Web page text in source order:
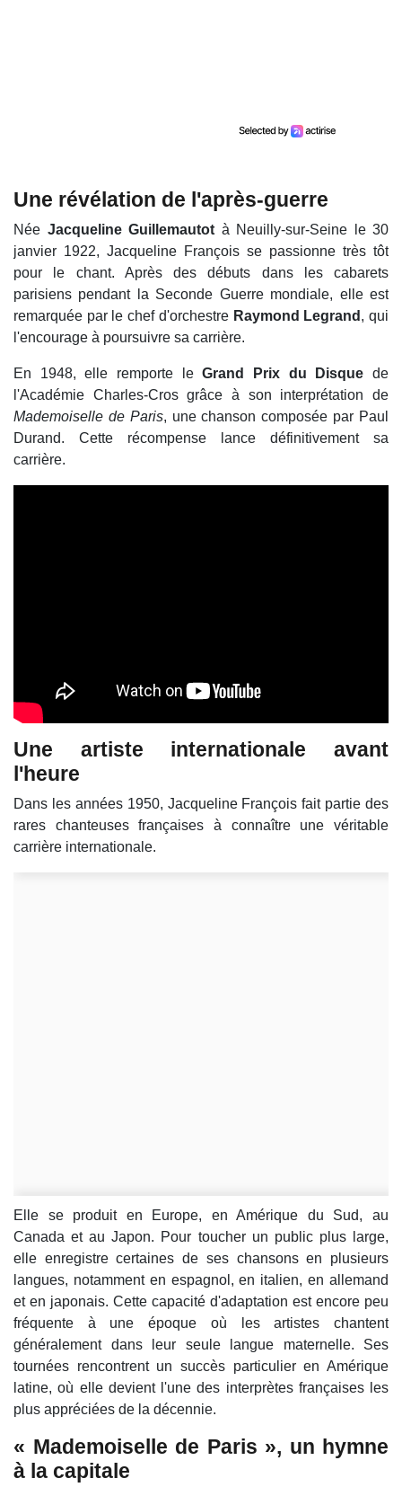
Une révélation de l'après-guerre
Née Jacqueline Guillemautot à Neuilly-sur-Seine le 30
janvier 1922, Jacqueline François se passionne très tôt
pour le chant. Après des débuts dans les cabarets
parisiens pendant la Seconde Guerre mondiale, elle est
remarquée par le chef d'orchestre Raymond Legrand , qui
l'encourage à poursuivre sa carrière.
En 1948, elle remporte leGrand Prix du Disque de
l'Académie Charles-Crosgrâce à son interprétation de
Mademoiselle de Paris, une chanson composée par Paul
Durand. Cette récompense lance définitivement sa
carrière.
Une artiste internationale avant
l'heure
Dans les années 1950, Jacqueline François fait partie des
rares chanteuses françaises à connaître une véritable
carrière internationale.
Elle se produit en Europe, en Amérique du Sud, au
Canada et au Japon. Pour toucher un public plus large,
elle enregistre certaines de ses chansons en plusieurs
langues, notamment en espagnol, en italien, en allemand
et en japonais. Cette capacité d'adaptation est encore peu
fréquente à une époque où les artistes chantent
généralement dans leur seule langue maternelle. Ses
tournées rencontrent un succès particulier en Amérique
latine, où elle devient l'une des interprètes françaises les
plus appréciées de la décennie.
« Mademoiselle de Paris », un hymne
à la capitale